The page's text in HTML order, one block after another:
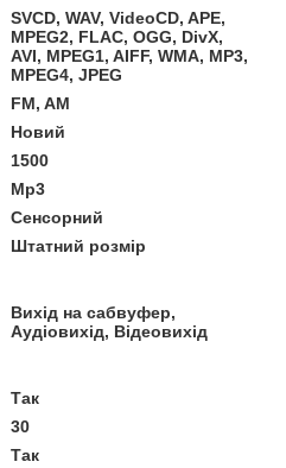
SVCD, WAV, VideoCD, APE,
MPEG2, FLAC, OGG, DivX,
AVI, MPEG1, AIFF, WMA, MP3,
MPEG4, JPEG
FM, AM
Новий
1500
Mp3
Сенсорний
Штатний розмір
Вихід на сабвуфер,
Аудіовихід, Відеовихід
Так
30
Так